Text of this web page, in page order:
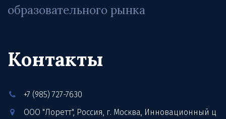
образовательного рынка
Контакты
+7 (985) 727-7630
ООО "Лоретт", Россия, г. Москва, Инновационный ц